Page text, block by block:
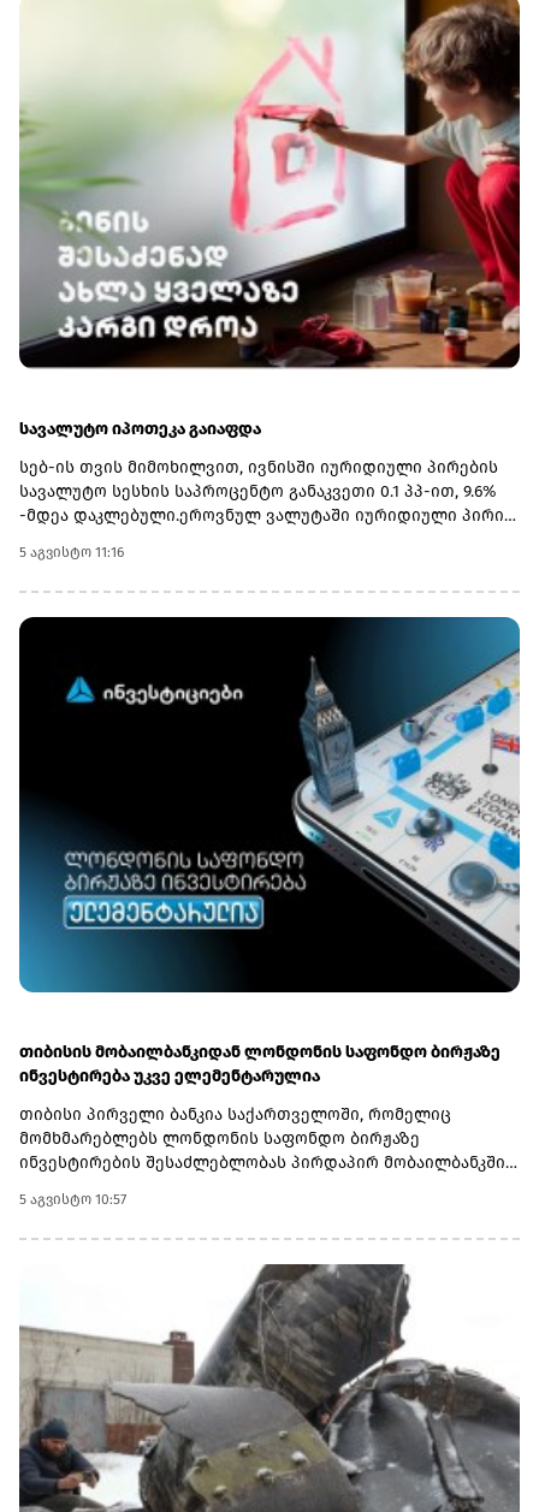
სტუდენტებს, რომლებიც ამჟამად სწავლობენ სტუ-ის
აგრარულ მიმართულებებზე, ისინი სწავლას იმავე
უნივერსიტეტში დაასრულებენ.ამასთან, მიქანაძის თქმით,
უმაღლესი განათლების რეფორმის ფარგლებში
აკრედიტაცია გაიარა კიდევ ორმა რეგიონულმა
სასწავლებელმა - შოთა მესხიას სახელობის ზუგდიდის
სახელმწიფო უნივერსიტეტმა და სამცხე-ჯავახეთის
სახელმწიფო უნივერსიტეტმა, რომლებიც ტურიზმის
საგანმანათლებლო პროგრამებს
განახორციელებენ.მინისტრმა აღნიშნა, რომ რეგიონულ
უნივერსიტეტებში პრიორიტეტულ მიმართულებებად
სწორედ ვიწრო პროფილური სფეროები: პედაგოგიკა,
ტურიზმი და აგრარული პროგრამები განისაზღვრა, რის
გამოც იმ სასწავლებლებს, რომლებსაც ახალი
მიმართულებები დაემატათ, სტუდენტთა მიღების
კვოტებიც გაეზარდათ.
სავალუტო იპოთეკა გაიაფდა
სებ-ის თვის მიმოხილვით, ივნისში იურიდიული პირების
სავალუტო სესხის საპროცენტო განაკვეთი 0.1 პპ-ით, 9.6%
-მდეა დაკლებული.ეროვნულ ვალუტაში იურიდიული პირის
დან.მიმოხილვაშის ასევე სავალუტო დაკრედიტების
აჩქარებაზეა აღნიშნული, ტემპი 0.4 პპ-ით, 14.2%-მდე
გაიზარდა,ხოლო ეროვნული ვალუტით კი 0.2 პპ-
ლარია. მ.შ. 10 მლრდ ლარია ადგილობრივ ვალუტაში, 4.2
მლრდ ლარამდე ეკვივალენტი კი უცხოურ ვალუტაში..
5 აგვისტო 11:16
თიბისის მობაილბანკიდან ლონდონის საფონდო ბირჟაზე
ინვესტირება უკვე ელემენტარულია
თიბისი პირველი ბანკია საქართველოში, რომელიც
მომხმარებლებს ლონდონის საფონდო ბირჟაზე
ინვესტირების შესაძლებლობას პირდაპირ მობაილბანკში
ლონდონის ბაზრებზე წარმოდგენილ კომპანიებში
ინვესტირება ერთი საინვესტიციო პლატფორმიდან
შეუძლიათ.ლონდონის ბირჟაზე ხელმისაწვდომია ისეთი
ცნობილი კომპანიების აქციები, როგორებიცაა Aston Martin,
Asos, Burberry, Rolls-Royce Holdings და სხვა.თიბისის
საინვესტიციო პლატფორმაზე ანგარიშის გახსნას ერთ
წუთზე ნაკლები დრო სჭირდება. დღეს საინვესტიციო
პლატფორმის მეშვეობით, მომხმარებლებისთვის
ხელმისაწვდომ ამერიკულ აქციებთან და ETF-ებთან ერთად,
ლონდონის ბაზრის დამატებით საინვესტიციო
შესაძლებლობები კიდევ უფრო გაფართოვდა.ლონდონის
საფონდო ბირჟის დამატება კიდევ ერთი ნაბიჯია თიბისის
მიზნისკენ – ინვესტირების პროცესი მომხმარებლისთვის
5 აგვისტო 10:57